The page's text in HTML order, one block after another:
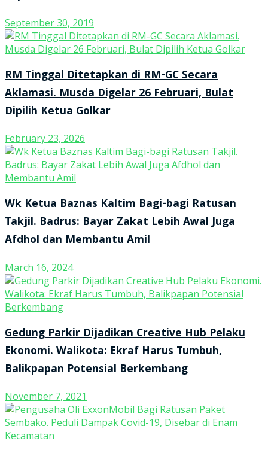
September 30, 2019
RM Tinggal Ditetapkan di RM-GC Secara
Aklamasi. Musda Digelar 26 Februari, Bulat
Dipilih Ketua Golkar
February 23, 2026
Wk Ketua Baznas Kaltim Bagi-bagi Ratusan
Takjil. Badrus: Bayar Zakat Lebih Awal Juga
Afdhol dan Membantu Amil
March 16, 2024
Gedung Parkir Dijadikan Creative Hub Pelaku
Ekonomi. Walikota: Ekraf Harus Tumbuh,
Balikpapan Potensial Berkembang
November 7, 2021